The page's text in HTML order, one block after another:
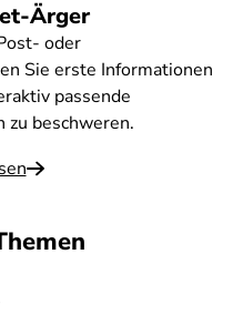
Ärger
oder
Sie erste Informationen
passende
beschweren.